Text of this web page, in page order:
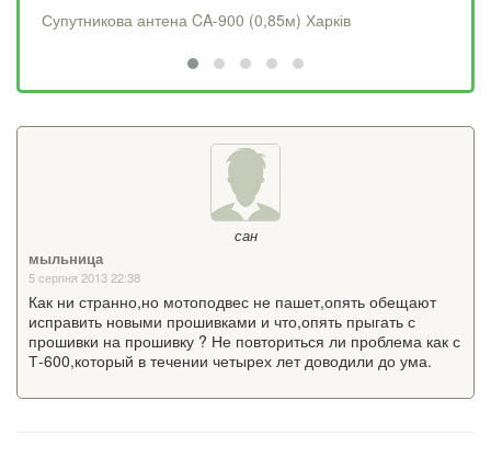
Супутникова антена CA-900 (0,85м) Харків
сан
мыльница
5 серпня 2013 22:38
Как ни странно,но мотоподвес не пашет,опять обещают
исправить новыми прошивками и что,опять прыгать с
прошивки на прошивку ? Не повториться ли проблема как с
Т-600,который в течении четырех лет доводили до ума.